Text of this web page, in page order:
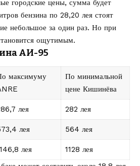
городские цены, сумма будет
бензина по 28,20 лея стоят
небольшое за один раз. Но при
ощутимым.
АИ-95
максимуму
По минимальной
цене Кишинёва
лея 282 лея
лея 564 лея
лея
1128 лея